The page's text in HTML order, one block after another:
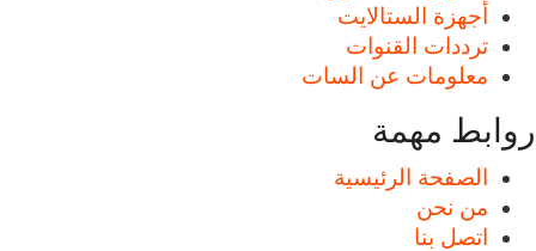
أجهزة الستالايت
ترددات القنوات
معلومات عن السات
روابط مهمة
الصفحة الرئيسية
من نحن
اتصل بنا